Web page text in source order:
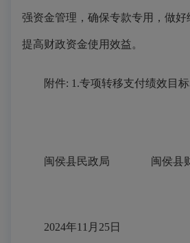
强资金管理，确保专款专用，做
提高财政资金使用效益。
附件: 1.专项转移支付绩效目标
闽侯县民政局 闽侯县财
2024年11月25日